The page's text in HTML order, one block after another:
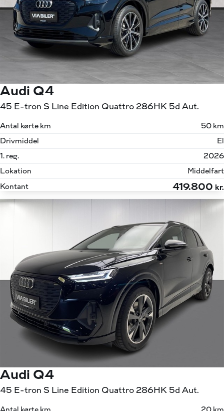
Audi Q4
45 E-tron S Line Edition Quattro 286HK 5d Aut.
Antal kørte km
50 km
Drivmiddel
El
1. reg.
2026
Lokation
Middelfart
Kontant
419.800 kr.
Audi Q4
45 E-tron S Line Edition Quattro 286HK 5d Aut.